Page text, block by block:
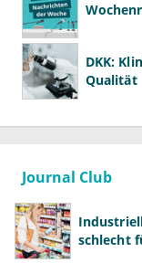
DKK:
Qualität
Journal Club
schlecht